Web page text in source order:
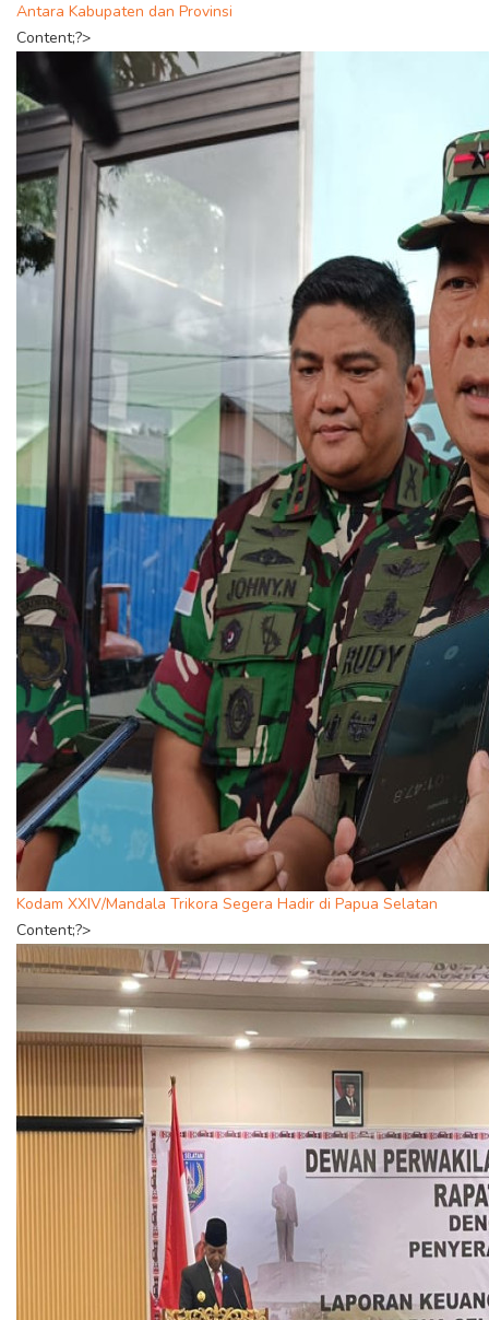
Antara Kabupaten dan Provinsi
Content;?>
Kodam XXIV/Mandala Trikora Segera Hadir di Papua Selatan
Content;?>